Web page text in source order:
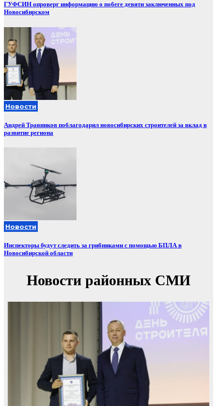
ГУФСИН опроверг информацию о побеге девяти заключенных под
Новосибирском
Новости
Андрей Травников поблагодарил новосибирских строителей за вклад в
развитие региона
Новости
Инспекторы будут следить за грибниками с помощью БПЛА в
Новосибирской области